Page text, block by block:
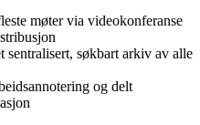
møter via videokonferanse
sentralisert, søkbart arkiv av alle
og delt